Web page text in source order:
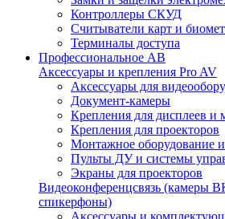
Контроллеры СКУД
Считыватели карт и
Терминалы доступа
Профессиональное АВ
Аксессуары и крепления Pro AV
Аксессуары для
Документ-камеры
Крепления для дисплеев и
Крепления для проекторов
Монтажное оборудование
Пульты ДУ и системы
Экраны для проекторов
Видеоконференцсвязь (камеры
спикерфоны)
Аксессуары и